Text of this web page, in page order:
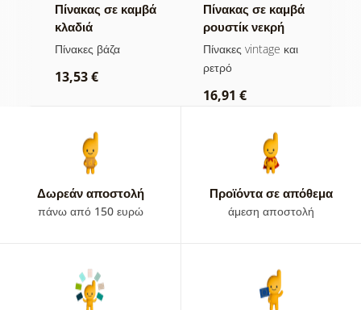
Πίνακας σε καμβά
κλαδιά
λουλουδιών σε
Πίνακες βάζα
13,53 €
Πίνακας σε καμβά
ρουστίκ νεκρή
φύση
Πίνακες vintage και
ρετρό
16,91 €
Δωρεάν αποστολή
πάνω από 150 ευρώ
Προϊόντα σε απόθεμα
άμεση αποστολή